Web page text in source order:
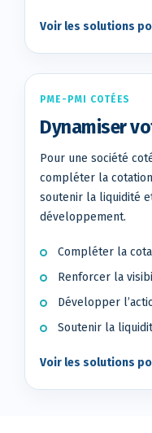
Voir les solutions
PME-PMI COTÉES
Dynamiser
Pour une société
compléter la
soutenir la liquidité
développement.
Compléter la
Renforcer la
Développer
Soutenir la
Voir les solutions